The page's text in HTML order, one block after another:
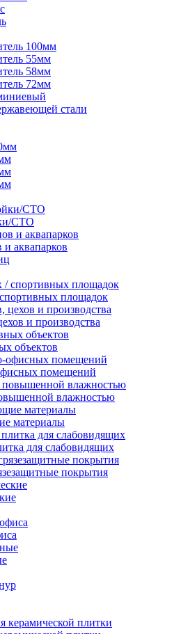
100мм
55мм
58мм
72мм
стали
СТО
и аквапарков
площадок
и производства
объектов
помещений
влажностью
материалы
для слабовидящих
покрытия